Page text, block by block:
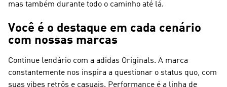
mas também durante todo o caminho até lá.
Você é o destaque em cada cenário
com nossas marcas
Continue lendário com a adidas Originals. A marca
constantemente nos inspira a questionar o status quo, com
suas vibes retrôs e casuais. Performance é a linha de